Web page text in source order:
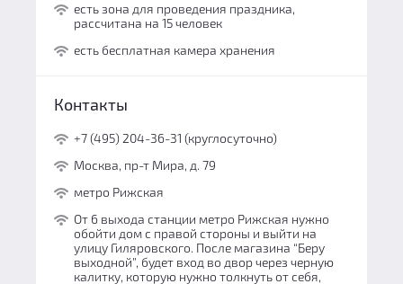
есть зона для проведения праздника,
рассчитана на 15 человек
есть бесплатная камера хранения
Контакты
+7 (495) 204-36-31 (круглосуточно)
Москва, пр-т Мира, д. 79
метро Рижская
От 6 выхода станции метро Рижская нужно
обойти дом с правой стороны и выйти на
улицу Гиляровского. После магазина “Беру
выходной”, будет вход во двор через черную
калитку, которую нужно толкнуть от себя,